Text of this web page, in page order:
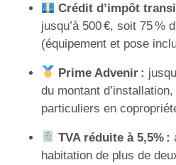
Crédit d’impôt
jusqu’à 500 €, soit 75 %
(équipement et pose
Prime Advenir :
du montant
particuliers en
TVA réduite à 5,5% :
habitation de plus de